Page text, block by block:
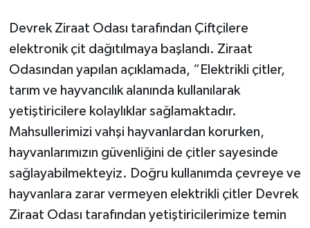
Devrek Ziraat Odası tarafından Çiftçilere
elektronik çit dağıtılmaya başlandı. Ziraat
Odasından yapılan açıklamada, “Elektrikli çitler,
tarım ve hayvancılık alanında kullanılarak
yetiştiricilere kolaylıklar sağlamaktadır.
Mahsullerimizi vahşi hayvanlardan korurken,
hayvanlarımızın güvenliğini de çitler sayesinde
sağlayabilmekteyiz. Doğru kullanımda çevreye ve
hayvanlara zarar vermeyen elektrikli çitler Devrek
Ziraat Odası tarafından yetiştiricilerimize temin
Ekonomi
Genel
Gökçebey
GÜNDEM
İş ilanı